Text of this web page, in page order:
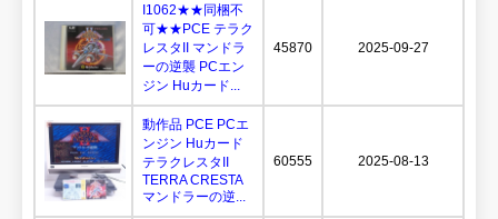
I1062★★同梱不
可★★PCE テラク
レスタII マンドラ
ーの逆襲 PCエン
ジン Huカード...
45870 2025-09-27
動作品 PCE PCエ
ンジン Huカード
テラクレスタII
TERRA CRESTA
マンドラーの逆...
60555 2025-08-13